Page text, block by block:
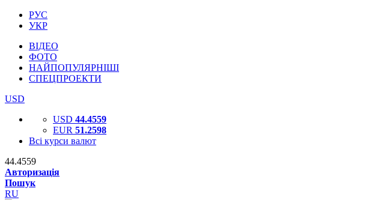
РУС
УКР
ВІДЕО
ФОТО
НАЙПОПУЛЯРНІШІ
СПЕЦПРОЕКТИ
USD
USD 44.4559
EUR 51.2598
Всі курси валют
44.4559
Авторизація
Пошук
RU